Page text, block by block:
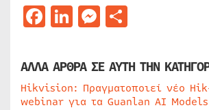
Facebook
LinkedIn
Messenger
ΑΛΛΑ ΑΡΘΡΑ ΣΕ ΑΥΤΗ ΤΗΝ
Hikvision: Πραγματοποιεί νέο
webinar για τα Guanlan AI Models